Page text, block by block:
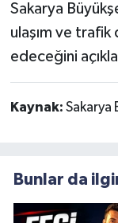
Sakarya
ulaşım ve
edeceğini
Kaynak: Sakarya
Bunlar da